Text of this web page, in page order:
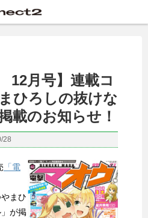
12月号】連載コ
ひろしの抜けな
載のお知らせ！
28
「電
まひ
が掲